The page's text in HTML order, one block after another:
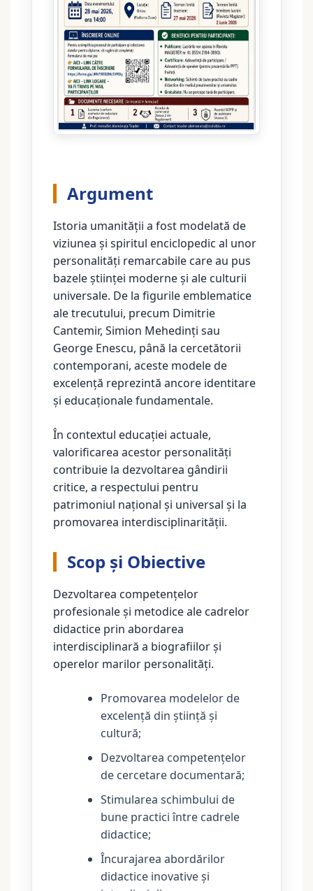
Argument
Istoria umanității a fost modelată de
viziunea și spiritul enciclopedic al unor
personalități remarcabile care au pus
bazele științei moderne și ale culturii
universale. De la figurile emblematice
ale trecutului, precum Dimitrie
Cantemir, Simion Mehedinți sau
George Enescu, până la cercetătorii
contemporani, aceste modele de
excelență reprezintă ancore identitare
și educaționale fundamentale.
În contextul educației actuale,
valorificarea acestor personalități
contribuie la dezvoltarea gândirii
critice, a respectului pentru
patrimoniul național și universal și la
promovarea interdisciplinarității.
Scop și Obiective
Dezvoltarea competențelor
profesionale și metodice ale cadrelor
didactice prin abordarea
interdisciplinară a biografiilor și
operelor marilor personalități.
Promovarea modelelor de
excelență din știință și
cultură;
Dezvoltarea competențelor
de cercetare documentară;
Stimularea schimbului de
bune practici între cadrele
didactice;
Încurajarea abordărilor
didactice inovative și